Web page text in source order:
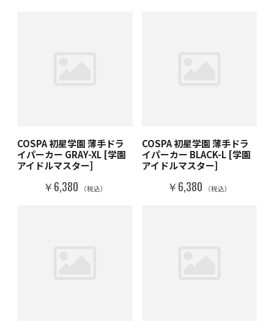
COSPA 初星学園 薄手ドラ
イパーカー GRAY-XL [学園
アイドルマスター]
￥6,380 （税込）
COSPA 初星学園 薄手ドラ
イパーカー BLACK-L [学園
アイドルマスター]
￥6,380 （税込）